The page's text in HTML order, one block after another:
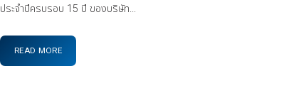
ประจำปีครบรอบ 15 ปี ของบริษัท...
READ MORE